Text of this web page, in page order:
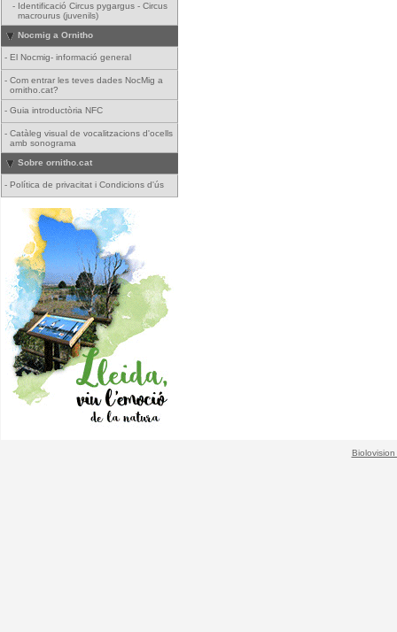
- Identificació Circus pygargus - Circus
macrourus (juvenils)
Nocmig a Ornitho
- El Nocmig- informació general
- Com entrar les teves dades NocMig a
ornitho.cat?
- Guia introductòria NFC
- Catàleg visual de vocalitzacions d'ocells
amb sonograma
Sobre ornitho.cat
- Política de privacitat i Condicions d'ús
Biolovision